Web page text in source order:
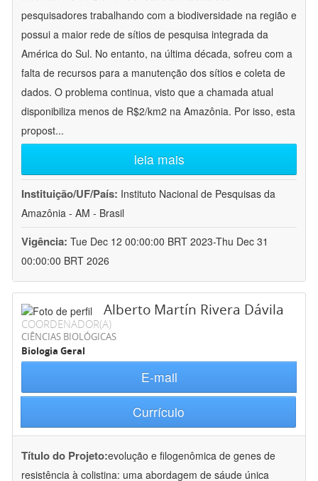
pesquisadores trabalhando com a biodiversidade na região e
possui a maior rede de sítios de pesquisa integrada da
América do Sul. No entanto, na última década, sofreu com a
falta de recursos para a manutenção dos sítios e coleta de
dados. O problema continua, visto que a chamada atual
disponibiliza menos de R$2/km2 na Amazônia. Por isso, esta
propost...
leia mais
Instituição/UF/País: Instituto Nacional de Pesquisas da
Amazônia - AM - Brasil
Vigência: Tue Dec 12 00:00:00 BRT 2023-Thu Dec 31
00:00:00 BRT 2026
Alberto Martín Rivera Dávila
COORDENADOR(A)
CIÊNCIAS BIOLÓGICAS
Biologia Geral
E-mail
Currículo
Título do Projeto:evolução e filogenômica de genes de
resistência à colistina: uma abordagem de sáude única